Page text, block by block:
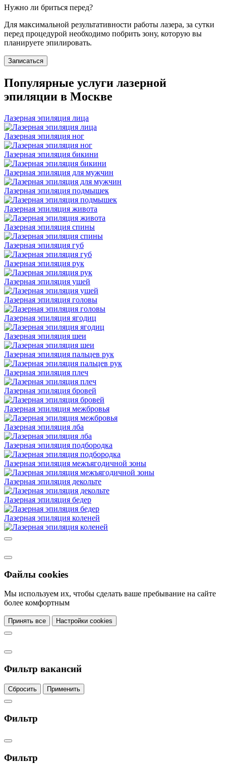
Нужно ли бриться перед?
Для максимальной результативности работы лазера, за сутки
перед процедурой необходимо побрить зону, которую вы
планируете эпилировать.
Записаться
Популярные услуги лазерной
эпиляции в Москве
Лазерная эпиляция лица
Лазерная эпиляция ног
Лазерная эпиляция бикини
Лазерная эпиляция для мужчин
Лазерная эпиляция подмышек
Лазерная эпиляция живота
Лазерная эпиляция спины
Лазерная эпиляция губ
Лазерная эпиляция рук
Лазерная эпиляция ушей
Лазерная эпиляция головы
Лазерная эпиляция ягодиц
Лазерная эпиляция шеи
Лазерная эпиляция пальцев рук
Лазерная эпиляция плеч
Лазерная эпиляция бровей
Лазерная эпиляция межбровья
Лазерная эпиляция лба
Лазерная эпиляция подбородка
Лазерная эпиляция межъягодичной зоны
Лазерная эпиляция декольте
Лазерная эпиляция бедер
Лазерная эпиляция коленей
Файлы cookies
Мы используем их, чтобы сделать ваше пребывание на сайте
более комфортным
Принять все Настройки cookies
Фильтр вакансий
Сбросить Применить
Фильтр
Фильтр